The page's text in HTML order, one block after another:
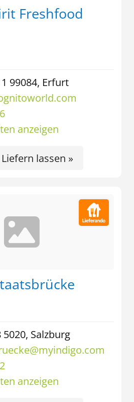
Freshfood
99084, Erfurt
anzeigen
Liefern lassen »
Salzburg
anzeigen